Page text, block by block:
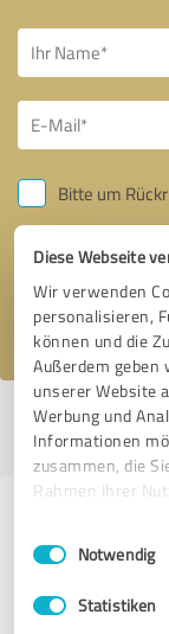
Diese Webseite
Wir verwenden
personalisieren,
können und die
Außerdem
unserer Website
Werbung und
Informationen
zusammen, die
Rahmen Ihrer
Impressum
Notwendig
Statistiken
Bitte um
Ich stimme den
Profil aktiv seit